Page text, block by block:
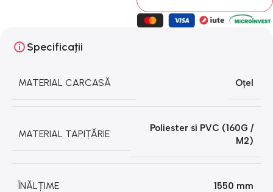
Specificații
MATERIAL CARCASĂ Oțel
MATERIAL TAPIȚĂRIE
Poliester si PVC (160G /
M2)
ÎNĂLȚIME 1550 mm